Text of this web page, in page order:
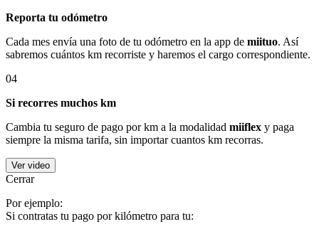
Reporta tu odómetro
Cada mes envía una foto de tu odómetro en la app de miituo. Así
sabremos cuántos km recorriste y haremos el cargo correspondiente.
04
Si recorres muchos km
Cambia tu seguro de pago por km a la modalidad miiflex y paga
siempre la misma tarifa, sin importar cuantos km recorras.
Ver video
Cerrar
Por ejemplo:
Si contratas tu pago por kilómetro para tu: